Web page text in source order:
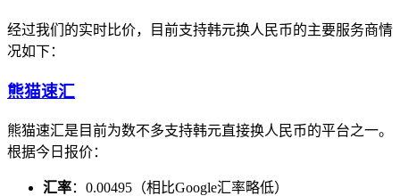
经过我们的实时比价，目前支持韩元换人民币的主要服务商情
况如下：
熊猫速汇
熊猫速汇是目前为数不多支持韩元直接换人民币的平台之一。
根据今日报价：
汇率：0.00495（相比Google汇率略低）